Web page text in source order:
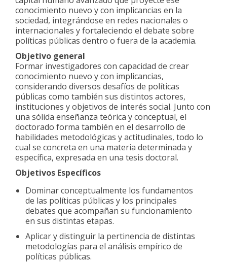
conocimiento nuevo y con implicancias en la
sociedad, integrándose en redes nacionales o
internacionales y fortaleciendo el debate sobre
políticas públicas dentro o fuera de la academia.
Objetivo general
Formar investigadores con capacidad de crear
conocimiento nuevo y con implicancias,
considerando diversos desafíos de políticas
públicas como también sus distintos actores,
instituciones y objetivos de interés social. Junto con
una sólida enseñanza teórica y conceptual, el
doctorado forma también en el desarrollo de
habilidades metodológicas y actitudinales, todo lo
cual se concreta en una materia determinada y
específica, expresada en una tesis doctoral.
Objetivos Específicos
Dominar conceptualmente los fundamentos
de las políticas públicas y los principales
debates que acompañan su funcionamiento
en sus distintas etapas.
Aplicar y distinguir la pertinencia de distintas
metodologías para el análisis empírico de
políticas públicas.